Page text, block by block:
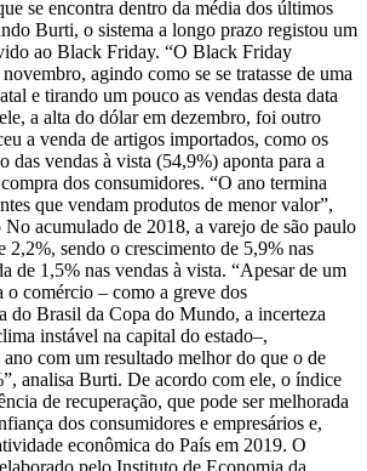
se encontra dentro da média dos últimos
Burti, o sistema a longo prazo registou um
ao Black Friday. “O Black Friday
agindo como se se tratasse de uma
e tirando um pouco as vendas desta data
a alta do dólar em dezembro, foi outro
a venda de artigos importados, como os
das vendas à vista (54,9%) aponta para a
dos consumidores. “O ano termina
que vendam produtos de menor valor”,
No acumulado de 2018, a varejo de são paulo
2,2%, sendo o crescimento de 5,9% nas
de 1,5% nas vendas à vista. “Apesar de um
o comércio – como a greve dos
do Brasil da Copa do Mundo, a incerteza
instável na capital do estado–,
com um resultado melhor do que o de
analisa Burti. De acordo com ele, o índice
de recuperação, que pode ser melhorada
dos consumidores e empresários e,
econômica do País em 2019. O
pelo Instituto de Economia da